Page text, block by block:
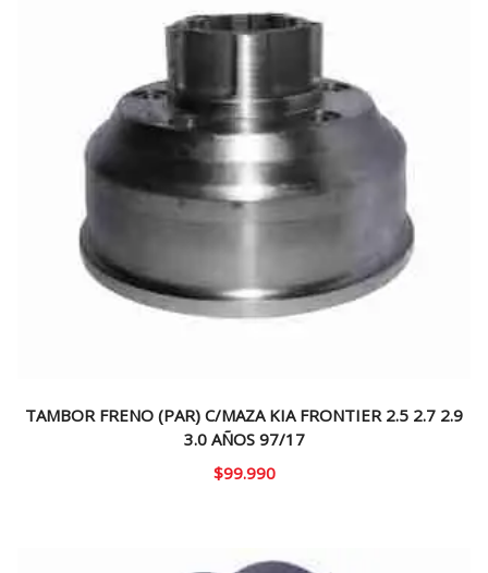
TAMBOR FRENO (PAR) C/MAZA KIA FRONTIER 2.5 2.7 2.9
3.0 AÑOS 97/17
$99.990